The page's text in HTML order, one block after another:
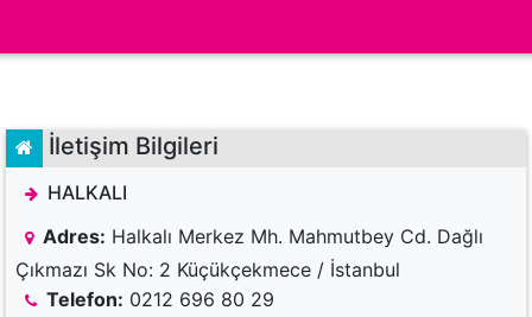
İletişim Bilgileri
HALKALI
Adres: Halkalı Merkez Mh. Mahmutbey Cd. Dağlı
Çıkmazı Sk No: 2 Küçükçekmece / İstanbul
Telefon: 0212 696 80 29